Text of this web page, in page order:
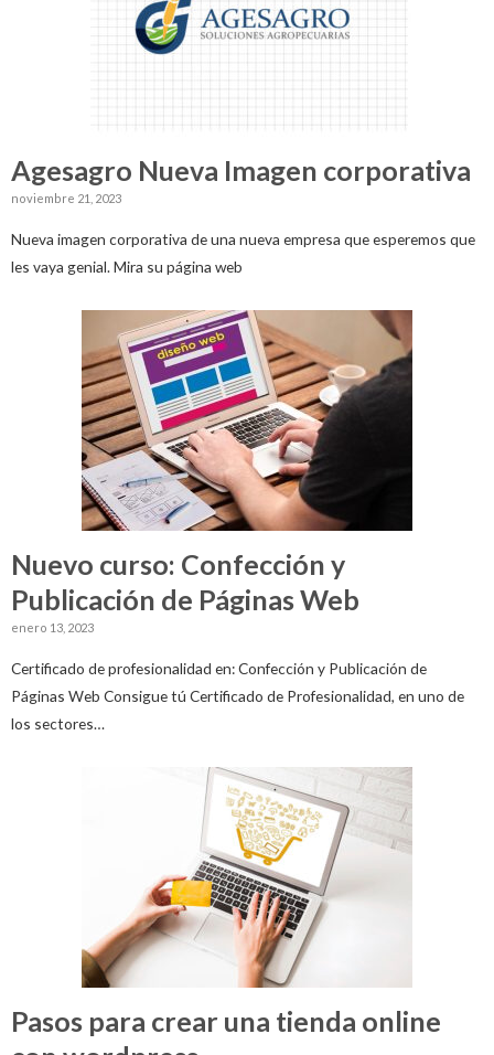
Agesagro Nueva Imagen corporativa
noviembre 21, 2023
Nueva imagen corporativa de una nueva empresa que esperemos que
les vaya genial. Mira su página web
Nuevo curso: Confección y
Publicación de Páginas Web
enero 13, 2023
Certificado de profesionalidad en: Confección y Publicación de
Páginas Web Consigue tú Certificado de Profesionalidad, en uno de
los sectores…
Pasos para crear una tienda online